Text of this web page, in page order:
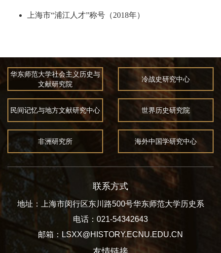
上海市“浦江人才”称号（2018年）
华东师范大学社会主义历史与
文献研究院
冷战史研究中心
民间记忆与地方文献研究中心 世界历史研究院
非洲研究所 海外中国学研究中心
联系方式
地址：上海市闵行区东川路500号华东师范大学历史系
电话：021-54342643
邮箱：LSXX@HISTORY.ECNU.EDU.CN